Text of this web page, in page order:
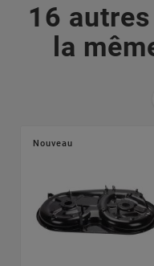
16
la
Nouveau